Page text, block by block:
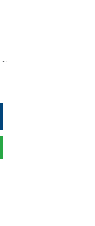
puma - chancla leadcat 2.0 l12 para hombre